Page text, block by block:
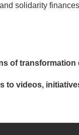
solidarity
of
to videos,